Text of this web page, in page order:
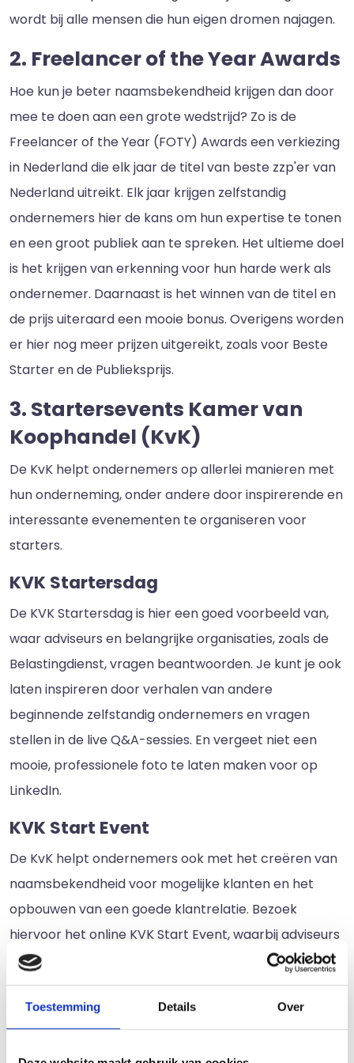
Toestemming Details Over
wordt bij alle mensen die hun eigen dromen najagen.
2. Freelancer of the Year Awards
Hoe kun je beter naamsbekendheid krijgen dan door
mee te doen aan een grote wedstrijd? Zo is de
Freelancer of the Year (FOTY) Awards een verkiezing
in Nederland die elk jaar de titel van beste zzp'er van
Nederland uitreikt. Elk jaar krijgen zelfstandig
ondernemers hier de kans om hun expertise te tonen
en een groot publiek aan te spreken. Het ultieme doel
is het krijgen van erkenning voor hun harde werk als
ondernemer. Daarnaast is het winnen van de titel en
de prijs uiteraard een mooie bonus. Overigens worden
er hier nog meer prijzen uitgereikt, zoals voor Beste
Starter en de Publieksprijs.
3. Startersevents Kamer van
Koophandel (KvK)
De KvK helpt ondernemers op allerlei manieren met
hun onderneming, onder andere door inspirerende en
interessante evenementen te organiseren voor
starters.
KVK Startersdag
De KVK Startersdag is hier een goed voorbeeld van,
waar adviseurs en belangrijke organisaties, zoals de
Belastingdienst, vragen beantwoorden. Je kunt je ook
laten inspireren door verhalen van andere
beginnende zelfstandig ondernemers en vragen
stellen in de live Q&A-sessies. En vergeet niet een
mooie, professionele foto te laten maken voor op
LinkedIn.
KVK Start Event
De KvK helpt ondernemers ook met het creëren van
naamsbekendheid voor mogelijke klanten en het
opbouwen van een goede klantrelatie. Bezoek
hiervoor het online KVK Start Event, waarbij adviseurs
en ondernemers je meer vertellen over het vinden
van klanten. Zo kom je te weten hoe je zakelijke
klanten bereikt, een marketingplan opstelt en je
online zichtbaarheid vergroot. Er is ook een live chat